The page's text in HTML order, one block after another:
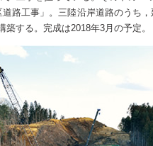
路工事」。三陸沿岸道路のうち
する。完成は2018年3月の予定。